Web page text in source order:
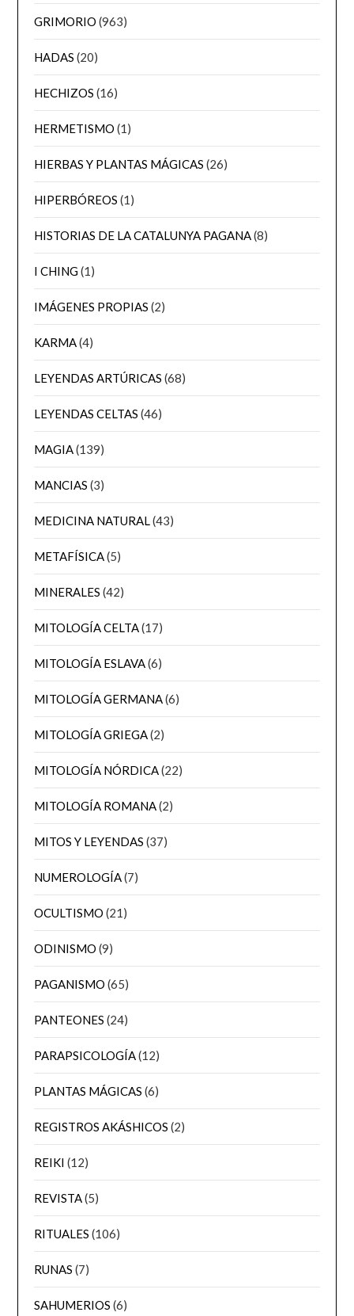
GRIMORIO (963)
HADAS (20)
HECHIZOS (16)
HERMETISMO (1)
HIERBAS Y PLANTAS MÁGICAS (26)
HIPERBÓREOS (1)
HISTORIAS DE LA CATALUNYA PAGANA(8)
I CHING(1)
IMÁGENES PROPIAS (2)
KARMA(4)
LEYENDAS ARTÚRICAS (68)
LEYENDAS CELTAS (46)
MAGIA(139)
MANCIAS (3)
MEDICINA NATURAL(43)
METAFÍSICA(5)
MINERALES (42)
MITOLOGÍA CELTA(17)
MITOLOGÍA ESLAVA(6)
MITOLOGÍA GERMANA(6)
MITOLOGÍA GRIEGA(2)
MITOLOGÍA NÓRDICA(22)
MITOLOGÍA ROMANA(2)
MITOS Y LEYENDAS (37)
NUMEROLOGÍA(7)
OCULTISMO (21)
ODINISMO (9)
PAGANISMO (65)
PANTEONES (24)
PARAPSICOLOGÍA(12)
PLANTAS MÁGICAS (6)
REGISTROS AKÁSHICOS (2)
REIKI (12)
REVISTA(5)
RITUALES (106)
RUNAS (7)
SAHUMERIOS (6)